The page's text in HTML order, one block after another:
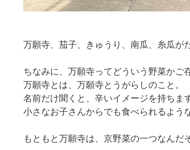
万願寺、茄子、きゅうり、南瓜、糸瓜が
ちなみに、万願寺ってどういう野菜かご
万願寺とは、万願寺とうがらしのこと。
名前だけ聞くと、辛いイメージを持ちま
小さなお子さんからでも食べられるよう
もともと万願寺は、京野菜の一つなんだ